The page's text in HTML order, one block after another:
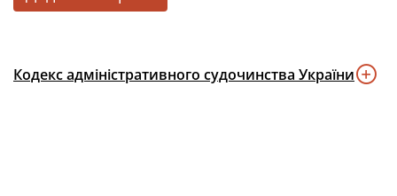
Кодекс адміністративного судочинства України